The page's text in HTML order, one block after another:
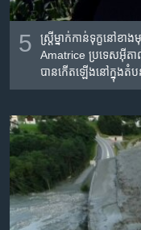
5
ស្រ្តី​ម្នាក់​កាន់ទុក្ខ​នៅ​ខា
Amatrice ប្រទេស​អ៊ីតា
បាន​កើត​ឡើង​នៅ​ក្នុង​តំ